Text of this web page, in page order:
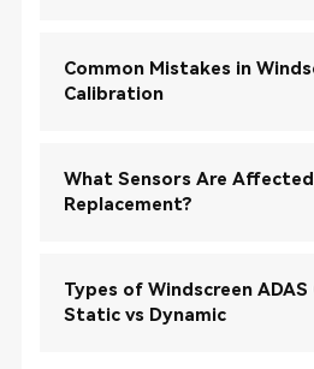
Common Mistakes in
Calibration
What Sensors Are
Replacement?
Types of Windscreen
Static vs Dynamic